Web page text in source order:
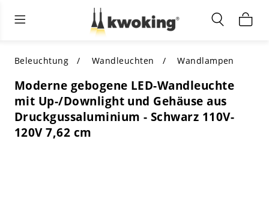
Wohnzimmermöbel
ALLE WOHNZIMMERMÖBEL
TOP-AUSWAHL
NACH STIL EINKAUFEN
Innenbeleuchtung
Nach Kategorie einkaufen
NACH STIL EINKAUFEN
Shop by Colors
Außenbeleuchtung
ALLE BELEUCHTUNG FÜR ANDERE
NACH KATEGORIE EINKAUFEN
NACH STIL EINKAUFEN
Beleuchtung Wandleuchten Wandlampen
Moderne gebogene LED-Wandleuchte
mit Up-/Downlight und Gehäuse aus
Druckgussaluminium - Schwarz 110V-
120V 7,62 cm